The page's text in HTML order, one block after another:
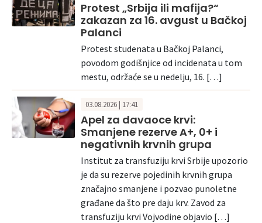
Protest „Srbija ili mafija?“
zakazan za 16. avgust u Bačkoj
Palanci
Protest studenata u Bačkoj Palanci,
povodom godišnjice od incidenata u tom
mestu, održaće se u nedelju, 16. […]
03.08.2026 | 17:41
Apel za davaoce krvi:
Smanjene rezerve A+, 0+ i
negativnih krvnih grupa
Institut za transfuziju krvi Srbije upozorio
je da su rezerve pojedinih krvnih grupa
značajno smanjene i pozvao punoletne
građane da što pre daju krv. Zavod za
transfuziju krvi Vojvodine objavio […]